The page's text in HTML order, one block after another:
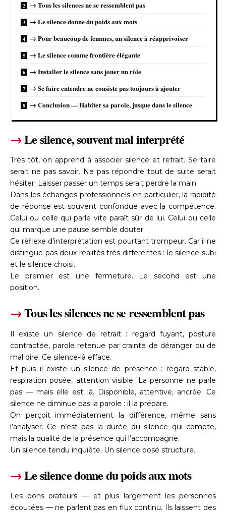
→ Tous les silences ne se ressemblent pas
→ Le silence donne du poids aux mots
→ Pour beaucoup de femmes, un silence à réapprivoiser
→ Le silence comme frontière élégante
→ Installer le silence sans jouer un rôle
→ Se faire entendre ne consiste pas toujours à ajouter
→ Conclusion — Habiter sa parole, jusque dans le silence
→Le silence, souvent mal interprété
Très tôt, on apprend à associer silence et retrait. Se taire
serait ne pas savoir. Ne pas répondre tout de suite serait
hésiter. Laisser passer un temps serait perdre la main.
Dans les échanges professionnels en particulier, la rapidité
de réponse est souvent confondue avec la compétence.
Celui ou celle qui parle vite paraît sûr de lui. Celui ou celle
qui marque une pause semble douter.
Ce réflexe d’interprétation est pourtant trompeur. Car il ne
distingue pas deux réalités très différentes : le silence subi
et le silence choisi.
Le premier est une fermeture. Le second est une
position.
→Tous les silences ne se ressemblent pas
Il existe un silence de retrait : regard fuyant, posture
contractée, parole retenue par crainte de déranger ou de
mal dire. Ce silence-là efface.
Et puis il existe un silence de présence : regard stable,
respiration posée, attention visible. La personne ne parle
pas — mais elle est là. Disponible, attentive, ancrée. Ce
silence ne diminue pas la parole : il la prépare.
On perçoit immédiatement la différence, même sans
l’analyser. Ce n’est pas la durée du silence qui compte,
mais la qualité de la présence qui l’accompagne.
Un silence tendu inquiète. Un silence posé structure.
→Le silence donne du poids aux mots
Les bons orateurs — et plus largement les personnes
écoutées — ne parlent pas en flux continu. Ils laissent des